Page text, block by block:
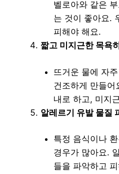
벨로아와 같은
는 것이 좋아요.
피해야 해요.
짧고 미지근한 목욕
뜨거운 물에 자
건조하게 만들어
내로 하고, 미지
알레르기 유발 물질
특정 음식이나
경우가 많아요.
들을 파악하고